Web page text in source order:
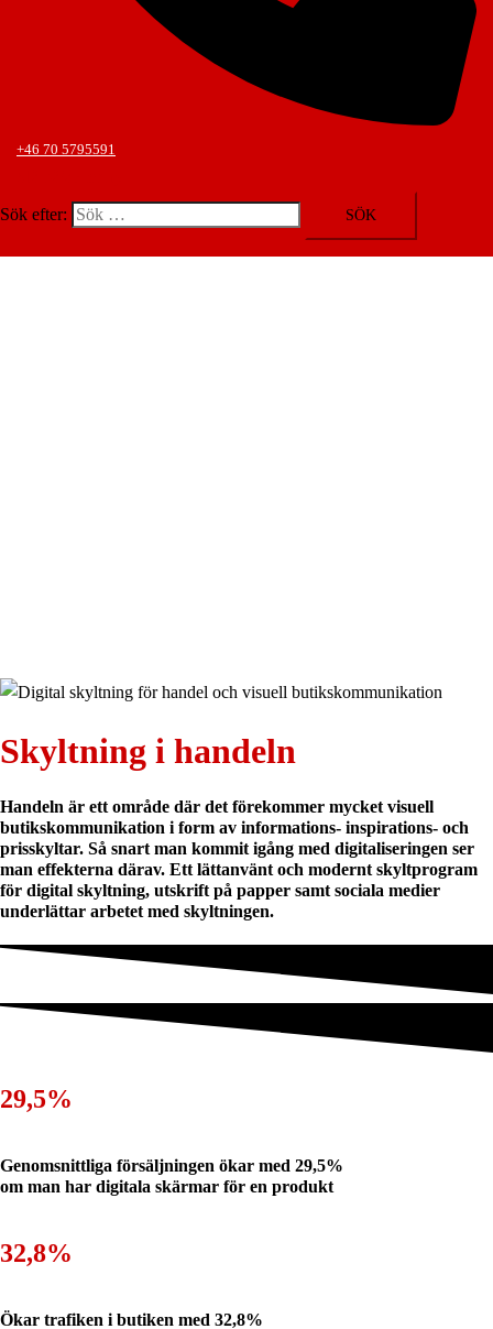
+46 70 5795591
Sök efter:
Skyltning i handeln
Handeln är ett område där det förekommer mycket visuell
butikskommunikation i form av informations- inspirations- och
prisskyltar. Så snart man kommit igång med digitaliseringen ser
man effekterna därav. Ett lättanvänt och modernt skyltprogram
för digital skyltning, utskrift på papper samt sociala medier
underlättar arbetet med skyltningen.
29,5%
Genomsnittliga försäljningen ökar med 29,5%
om man har digitala skärmar för en produkt
32,8%
Ökar trafiken i butiken med 32,8%